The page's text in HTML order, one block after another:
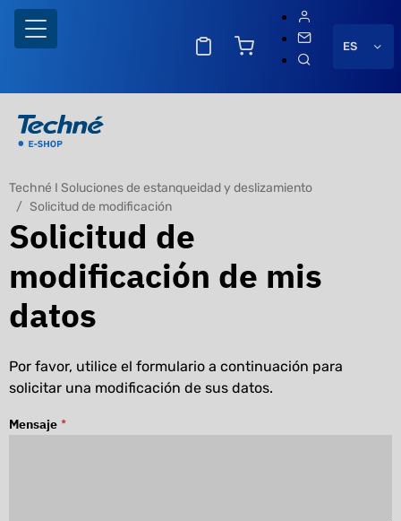
ES
Techné I Soluciones de estanqueidad y deslizamiento
Solicitud de modificación
Solicitud de
modificación de mis
datos
Por favor, utilice el formulario a continuación para
solicitar una modificación de sus datos.
Mensaje *